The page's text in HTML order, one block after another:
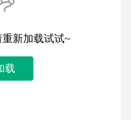
新加载试试~
载